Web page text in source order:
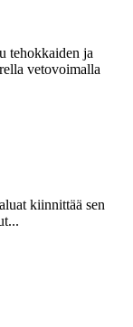
tehokkaiden ja
vetovoimalla
kiinnittää sen